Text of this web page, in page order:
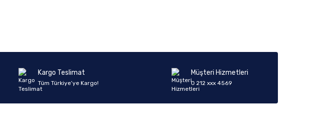
Kargo Teslimat
Tüm Türkiye’ye Kargo!
Müşteri Hizmetleri
0 212 xxx 4569